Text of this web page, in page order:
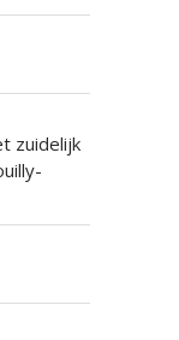
zuidelijk